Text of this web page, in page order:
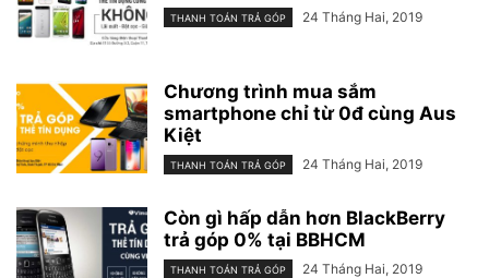
THANH TOÁN TRẢ GÓP 24 Tháng Hai, 2019
Chương trình mua sắm
smartphone chỉ từ 0đ cùng Aus
Kiệt
THANH TOÁN TRẢ GÓP 24 Tháng Hai, 2019
Còn gì hấp dẫn hơn BlackBerry
trả góp 0% tại BBHCM
THANH TOÁN TRẢ GÓP 24 Tháng Hai, 2019